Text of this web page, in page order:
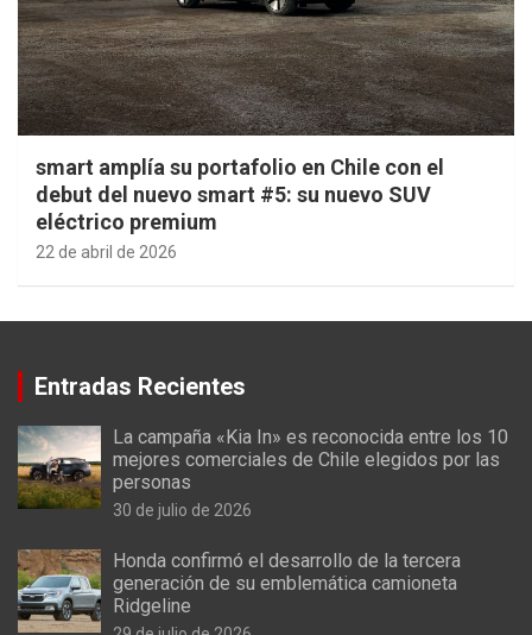
smart amplía su portafolio en Chile con el
debut del nuevo smart #5: su nuevo SUV
eléctrico premium
22 de abril de 2026
Entradas Recientes
La campaña «Kia In» es reconocida entre los 10
mejores comerciales de Chile elegidos por las
personas
30 de julio de 2026
Honda confirmó el desarrollo de la tercera
generación de su emblemática camioneta
Ridgeline